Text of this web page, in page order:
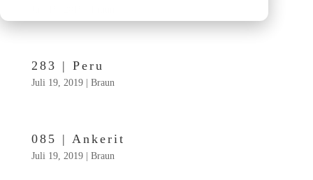
283 | Peru
Juli 19, 2019| Braun
085 | Ankerit
Juli 19, 2019| Braun